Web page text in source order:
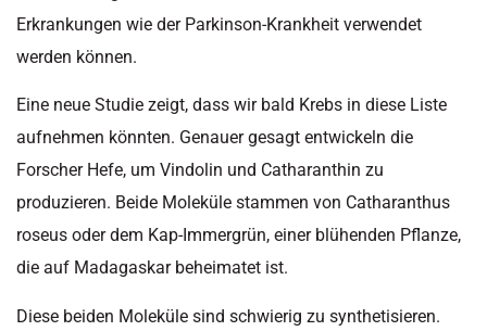
Erkrankungen wie der Parkinson-Krankheit verwendet
werden können.
Eine neue Studie zeigt, dass wir bald Krebs in diese Liste
aufnehmen könnten. Genauer gesagt entwickeln die
Forscher Hefe, um Vindolin und Catharanthin zu
produzieren. Beide Moleküle stammen von Catharanthus
roseus oder dem Kap-Immergrün, einer blühenden Pflanze,
die auf Madagaskar beheimatet ist.
Diese beiden Moleküle sind schwierig zu synthetisieren.